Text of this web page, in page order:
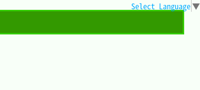
Select Language▼